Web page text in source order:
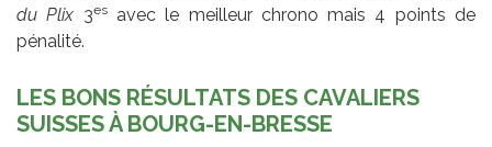
du Plix 3esavec le meilleur chrono mais 4 points de
pénalité.
LES BONS RÉSULTATS DES CAVALIERS
SUISSES À BOURG-EN-BRESSE